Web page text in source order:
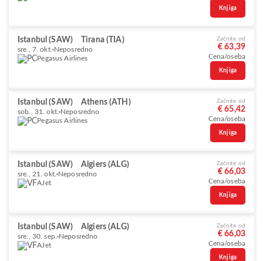
Knjiga
Istanbul (SAW) Tirana (TIA)
sre., 7. okt. Neposredno
Pegasus Airlines
Začnite od
€ 63,39
Cena/oseba
Knjiga
Istanbul (SAW) Athens (ATH)
sob., 31. okt. Neposredno
Pegasus Airlines
Začnite od
€ 65,42
Cena/oseba
Knjiga
Istanbul (SAW) Algiers (ALG)
sre., 21. okt. Neposredno
AJet
Začnite od
€ 66,03
Cena/oseba
Knjiga
Istanbul (SAW) Algiers (ALG)
sre., 30. sep. Neposredno
AJet
Začnite od
€ 66,03
Cena/oseba
Knjiga